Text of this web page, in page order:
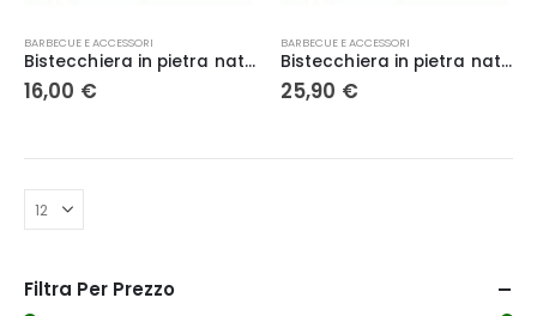
BARBECUE E ACCESSORI
Bistecchiera in pietra naturale 20×30
16,00 €
BARBECUE E ACCESSORI
Bistecchiera in pietra naturale 30×40
25,90 €
Filtra Per Prezzo